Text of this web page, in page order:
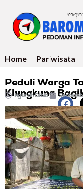
Home Pariwisata
Peduli Warga
Klungkung
Ngurah Dibia